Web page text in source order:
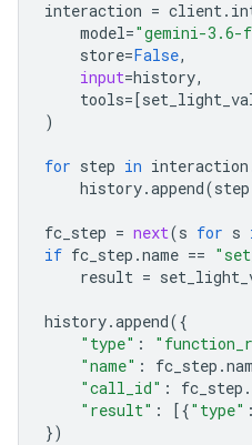
interaction = client.
model="gemini-3.6-
store=False,
input=history,
tools= [
)
for step in interaction
history.append(step
fc_step = next(s for s
if fc_step .name ==
result =
history.append({
"type" :
"name" : fc_step .
"call_id" : fc_step .
"result" : [{"type" :
})